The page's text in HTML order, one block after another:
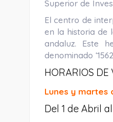
Superior de
El centro de
en la historia de
andaluz. Este
denominado
HORARIOS DE
Lunes y martes
Del 1 de Abril